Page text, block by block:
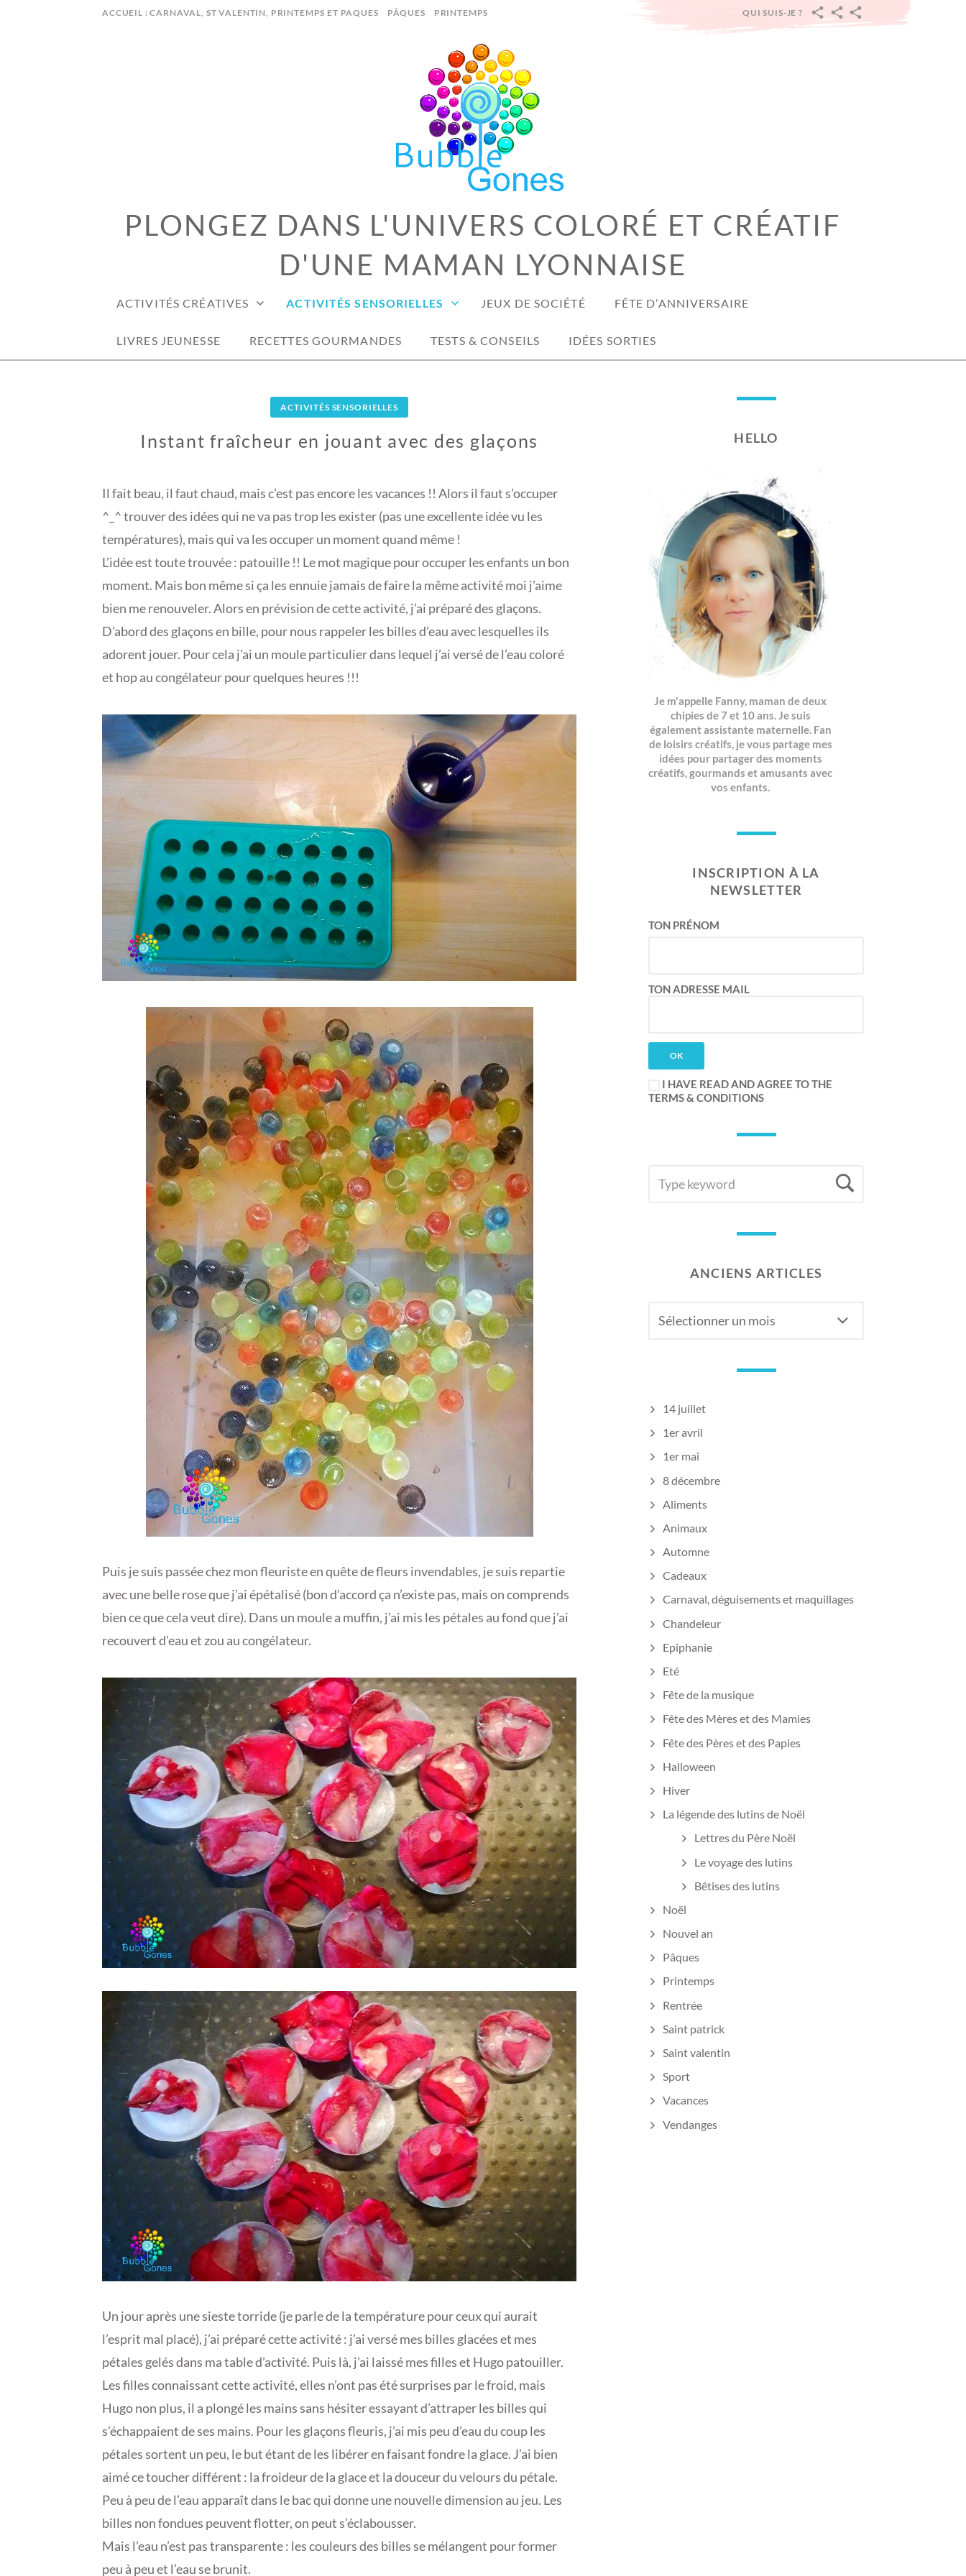
ACCUEIL : CARNAVAL, ST VALENTIN, PRINTEMPS ET PAQUES PÂQUES PRINTEMPS ACCUEILPÂQUESPRINTEMPS
QUI SUIS-JE ?
PLONGEZ DANS L'UNIVERS COLORÉ ET CRÉATIF
D'UNE MAMAN LYONNAISE
ACTIVITÉS CRÉATIVES ACTIVITÉS SENSORIELLES JEUX DE SOCIÉTÉ FÊTE D’ANNIVERSAIRE
LIVRES JEUNESSE RECETTES GOURMANDES TESTS & CONSEILS IDÉES SORTIES
ACTIVITÉS SENSORIELLES
Instant fraîcheur en jouant avec des glaçons
9
U
I
L
T
2
0
Il fait beau, il faut chaud, mais c’est pas encore les vacances !! Alors il faut s’occuper
^_^ trouver des idées qui ne va pas trop les exister (pas une excellente idée vu les
températures), mais qui va les occuper un moment quand même !
L’idée est toute trouvée : patouille !! Le mot magique pour occuper les enfants un bon
moment. Mais bon même si ça les ennuie jamais de faire la même activité moi j’aime
bien me renouveler. Alors en prévision de cette activité, j’ai préparé des glaçons.
D’abord des glaçons en bille, pour nous rappeler les billes d’eau avec lesquelles ils
adorent jouer. Pour cela j’ai un moule particulier dans lequel j’ai versé de l’eau coloré
et hop au congélateur pour quelques heures !!!
Puis je suis passée chez mon fleuriste en quête de fleurs invendables, je suis repartie
avec une belle rose que j’ai épétalisé (bon d’accord ça n’existe pas, mais on comprends
bien ce que cela veut dire). Dans un moule a muffin, j’ai mis les pétales au fond que j’ai
recouvert d’eau et zou au congélateur.
Un jour après une sieste torride (je parle de la température pour ceux qui aurait
l’esprit mal placé), j’ai préparé cette activité : j’ai versé mes billes glacées et mes
pétales gelés dans ma table d’activité. Puis là, j’ai laissé mes filles et Hugo patouiller.
Les filles connaissant cette activité, elles n’ont pas été surprises par le froid, mais
Hugo non plus, il a plongé les mains sans hésiter essayant d’attraper les billes qui
s’échappaient de ses mains. Pour les glaçons fleuris, j’ai mis peu d’eau du coup les
pétales sortent un peu, le but étant de les libérer en faisant fondre la glace. J’ai bien
aimé ce toucher différent : la froideur de la glace et la douceur du velours du pétale.
Peu à peu de l’eau apparaît dans le bac qui donne une nouvelle dimension au jeu. Les
billes non fondues peuvent flotter, on peut s’éclabousser.
Mais l’eau n’est pas transparente : les couleurs des billes se mélangent pour former
peu à peu et l’eau se brunit.
HELLO
Je m'appelle Fanny, maman de deux
chipies de 7 et 10 ans. Je suis
également assistante maternelle. Fan
de loisirs créatifs, je vous partage mes
idées pour partager des moments
créatifs, gourmands et amusants avec
vos enfants.
INSCRIPTION À LA
NEWSLETTER
TON PRÉNOM
TON ADRESSE MAIL
I HAVE READ AND AGREE TO THE
TERMS & CONDITIONS
FOR:
ANCIENS ARTICLES
14 juillet
1er avril
1er mai
8 décembre
Aliments
Animaux
Automne
Cadeaux
Carnaval, déguisements et maquillages
Chandeleur
Epiphanie
Eté
Fête de la musique
Fête des Mères et des Mamies
Fête des Pères et des Papies
Halloween
Hiver
La légende des lutins de Noël
Lettres du Père Noël
Le voyage des lutins
Bêtises des lutins
Noël
Nouvel an
Pâques
Printemps
Rentrée
Saint patrick
Saint valentin
Sport
Vacances
Vendanges